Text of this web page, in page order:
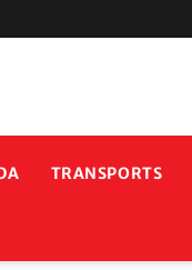
TRANSPORTS